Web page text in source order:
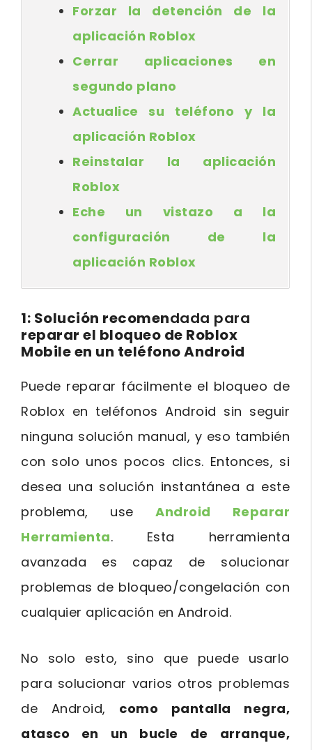
Forzar la detención de la
aplicación Roblox
Cerrar aplicaciones en
segundo plano
Actualice su teléfono y la
aplicación Roblox
Reinstalar la aplicación
Roblox
Eche un vistazo a la
configuración de la
aplicación Roblox
1: Solución recomendada para
reparar el bloqueo de Roblox
Mobile en un teléfono Android
Puede reparar fácilmente el bloqueo de
Roblox en teléfonos Android sin seguir
ninguna solución manual, y eso también
con solo unos pocos clics. Entonces, si
desea una solución instantánea a este
problema, useAndroid Reparar
Herramienta. Esta herramienta
avanzada es capaz de solucionar
problemas de bloqueo/congelación con
cualquier aplicación en Android.
No solo esto, sino que puede usarlo
para solucionar varios otros problemas
de Android, como pantalla negra,
atasco en un bucle de arranque,